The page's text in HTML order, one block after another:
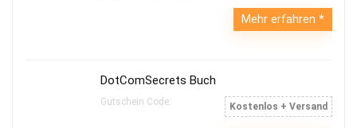
Mehr erfahren
DotComSecrets Buch
Gutschein Code: Kostenlos + Versand